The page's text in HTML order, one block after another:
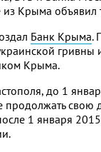
Крыма объявил
Банк Крыма.
Крыма.
до 1
свою
1 января